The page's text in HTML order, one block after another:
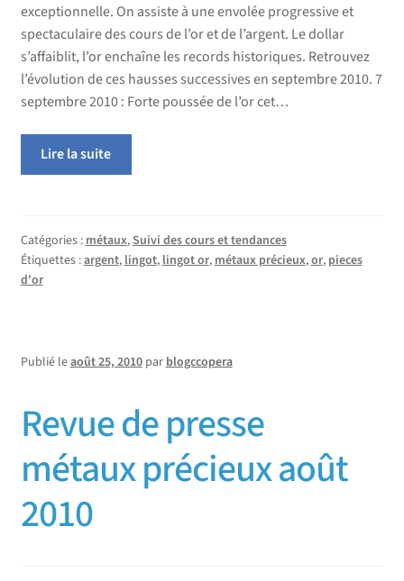
exceptionnelle. On assiste à une envolée progressive et
spectaculaire des cours de l’or et de l’argent. Le dollar
s’affaiblit, l’or enchaîne les records historiques. Retrouvez
l’évolution de ces hausses successives en septembre 2010. 7
septembre 2010 : Forte poussée de l’or cet…
Lire la suite
Catégories : métaux,Suivi des cours et tendances
Étiquettes :argent, lingot, lingot or, métaux précieux,or, pieces
d'or
Publié leaoût 25, 2010 parblogccopera
Revue de presse
métaux précieux août
2010